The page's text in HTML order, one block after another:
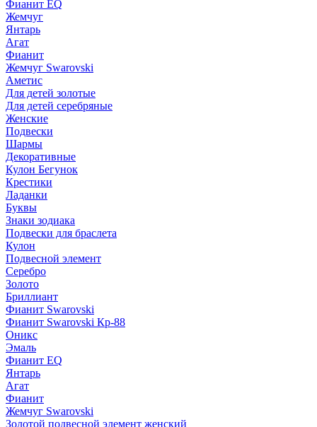
Фианит EQ
Жемчуг
Янтарь
Агат
Фианит
Жемчуг Swarovski
Аметис
Для детей золотые
Для детей серебряные
Женские
Подвески
Шармы
Декоративные
Кулон Бегунок
Крестики
Ладанки
Буквы
Знаки зодиака
Подвески для браслета
Кулон
Подвесной элемент
Серебро
Золото
Бриллиант
Фианит Swarovski
Фианит Swarovski Кр-88
Оникс
Эмаль
Фианит EQ
Янтарь
Агат
Фианит
Жемчуг Swarovski
Золотой подвесной элемент женcкий